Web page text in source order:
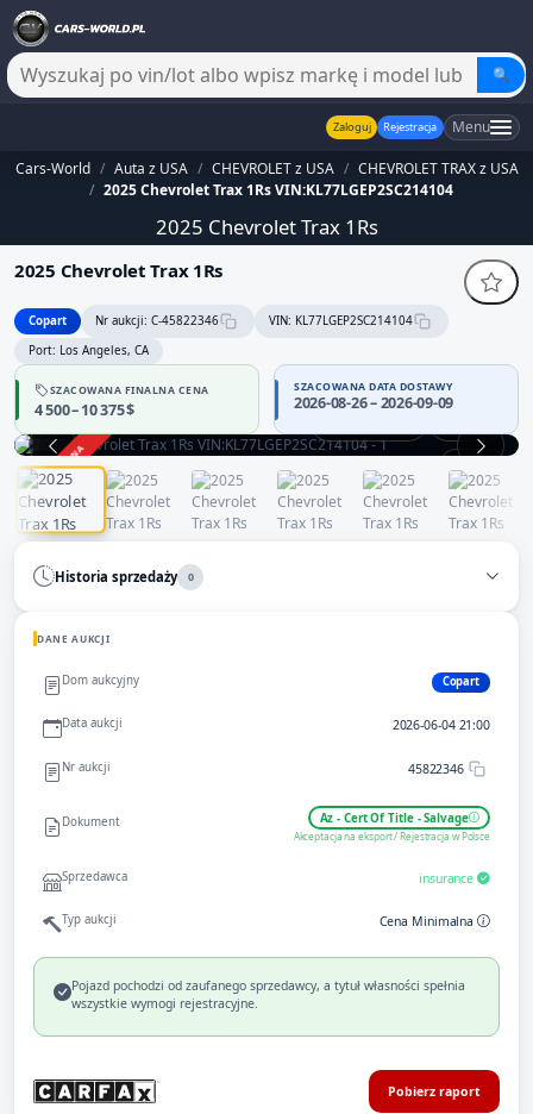
🔍
Zaloguj Rejestracja Menu
Cars-World / Auta z USA / CHEVROLET z USA / CHEVROLET TRAX z USA
/ 2025 Chevrolet Trax 1Rs VIN:KL77LGEP2SC214104
2025 Chevrolet Trax 1Rs
2025 Chevrolet Trax 1Rs
Copart Nr aukcji: C-45822346
VIN: KL77LGEP2SC214104
Port: Los Angeles, CA
SZACOWANA FINALNA CENA
4 500 – 10 375 $
SZACOWANA DATA DOSTAWY
2026-08-26 – 2026-09-09
ZAKOŃCZONA
Historia sprzedaży 0
DANE AUKCJI
Dom aukcyjny Copart
Data aukcji 2026-06-04 21:00
Nr aukcji 45822346
Dokument Az - Cert Of Title - Salvage
Akceptacja na eksport / Rejestracja w Polsce
Sprzedawca insurance
Typ aukcji Cena Minimalna
Pojazd pochodzi od zaufanego sprzedawcy, a tytuł własności spełnia
wszystkie wymogi rejestracyjne.
Pobierz raport